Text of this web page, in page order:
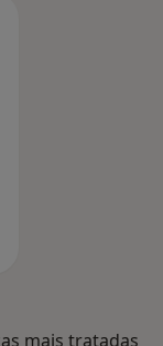
mais tratadas